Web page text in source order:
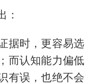
：
据时，更容易选
而认知能力偏低
有误，也绝不会